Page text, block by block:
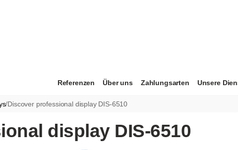
Referenzen Über uns Zahlungsarten Unsere
/Discover professional display DIS-6510
display DIS-6510